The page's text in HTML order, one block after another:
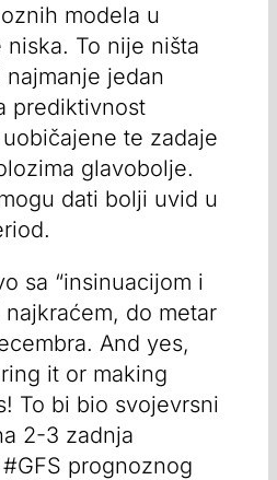
modela u
To nije ništa
jedan
prediktivnost
te zadaje
glavobolje.
dati bolji uvid u
sa “insinuacijom i
do metar
And yes,
it or making
To bi bio svojevrsni
2-3 zadnja
prognoznog